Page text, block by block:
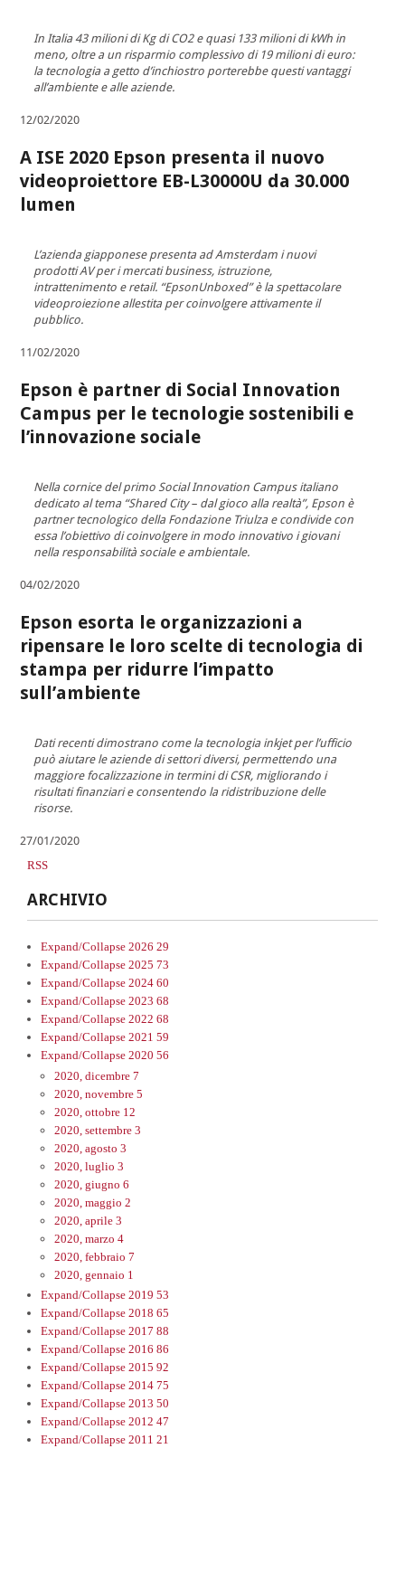
In Italia 43 milioni di Kg di CO2 e quasi 133 milioni di kWh in
meno, oltre a un risparmio complessivo di 19 milioni di euro:
la tecnologia a getto d’inchiostro porterebbe questi vantaggi
all’ambiente e alle aziende.
12/02/2020
A ISE 2020 Epson presenta il nuovo
videoproiettore EB-L30000U da 30.000
lumen
L’azienda giapponese presenta ad Amsterdam i nuovi
prodotti AV per i mercati business, istruzione,
intrattenimento e retail. “EpsonUnboxed” è la spettacolare
videoproiezione allestita per coinvolgere attivamente il
pubblico.
11/02/2020
Epson è partner di Social Innovation
Campus per le tecnologie sostenibili e
l’innovazione sociale
Nella cornice del primo Social Innovation Campus italiano
dedicato al tema “Shared City – dal gioco alla realtà”, Epson è
partner tecnologico della Fondazione Triulza e condivide con
essa l’obiettivo di coinvolgere in modo innovativo i giovani
nella responsabilità sociale e ambientale.
04/02/2020
Epson esorta le organizzazioni a
ripensare le loro scelte di tecnologia di
stampa per ridurre l’impatto
sull’ambiente
Dati recenti dimostrano come la tecnologia inkjet per l’ufficio
può aiutare le aziende di settori diversi, permettendo una
maggiore focalizzazione in termini di CSR, migliorando i
risultati finanziari e consentendo la ridistribuzione delle
risorse.
27/01/2020
RSS
ARCHIVIO
Expand/Collapse 2026 29
Expand/Collapse 2025 73
Expand/Collapse 2024 60
Expand/Collapse 2023 68
Expand/Collapse 2022 68
Expand/Collapse 2021 59
Expand/Collapse 2020 56
2020, dicembre 7
2020, novembre 5
2020, ottobre 12
2020, settembre 3
2020, agosto 3
2020, luglio 3
2020, giugno 6
2020, maggio 2
2020, aprile 3
2020, marzo 4
2020, febbraio 7
2020, gennaio 1
Expand/Collapse 2019 53
Expand/Collapse 2018 65
Expand/Collapse 2017 88
Expand/Collapse 2016 86
Expand/Collapse 2015 92
Expand/Collapse 2014 75
Expand/Collapse 2013 50
Expand/Collapse 2012 47
Expand/Collapse 2011 21